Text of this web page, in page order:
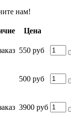
нам!
Цена
550 руб
500 руб
3900 руб